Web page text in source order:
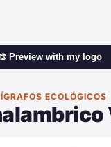
Preview with my logo
ECOLÓGICOS